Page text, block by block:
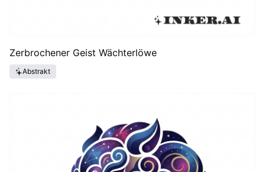
Zerbrochener Geist Wächterlöwe
Abstrakt